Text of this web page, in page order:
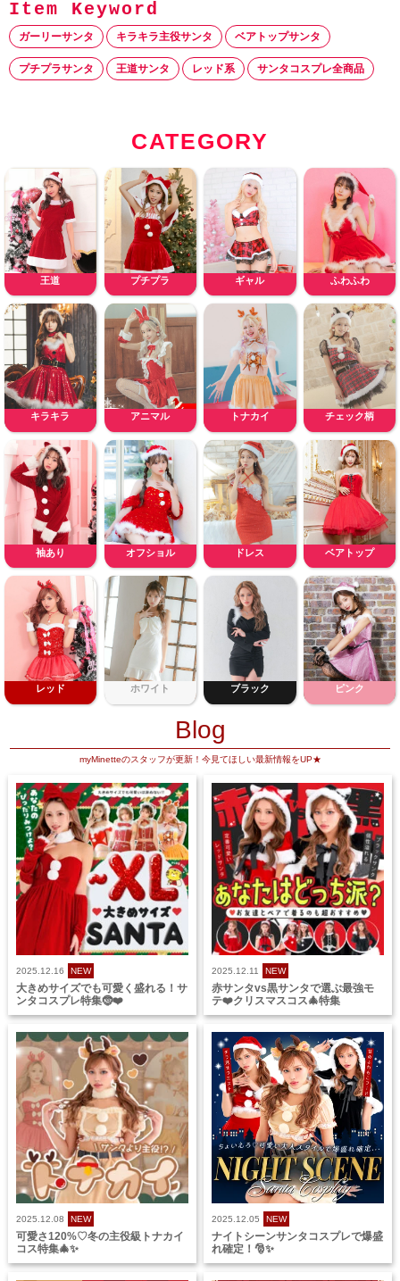
ガーリーサンタ キラキラ主役サンタ ベアトップサンタ
プチプラサンタ 王道サンタ レッド系 サンタコスプレ全商品
CATEGORY
王道 プチプラ ギャル ふわふわ
キラキラ アニマル トナカイ チェック柄
袖あり オフショル ドレス ベアトップ
レッド ホワイト ブラック ピンク
Blog
myMinetteのスタッフが更新！今見てほしい最新情報をUP★
2025.12.16 NEW
大きめサイズでも可愛く盛れる！サ
ンタコスプレ特集🤶❤️
2025.12.11 NEW
赤サンタvs黒サンタで選ぶ最強モ
テ❤️クリスマスコス🎄特集
2025.12.08 NEW
可愛さ120%♡冬の主役級トナカイ
コス特集🎄✨
2025.12.05 NEW
ナイトシーンサンタコスプレで爆盛
れ確定！🎅✨